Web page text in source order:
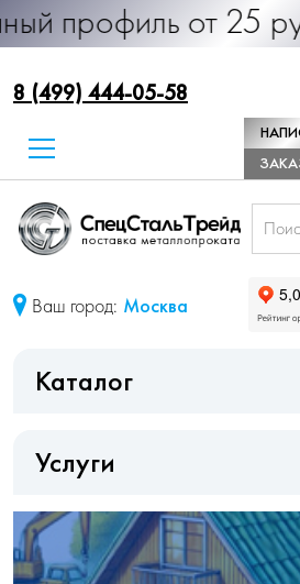
от 25 руб. за
8 (499) 444-05-58
Ваш город: Москва
Каталог
Услуги